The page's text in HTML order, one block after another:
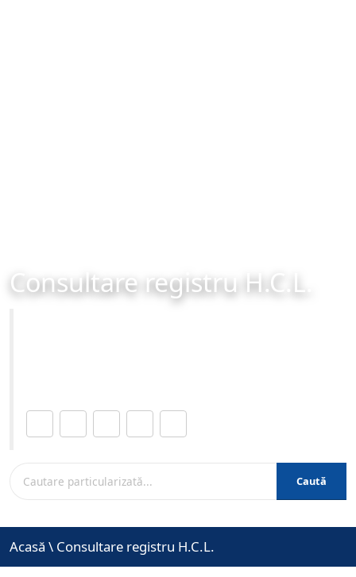
Consultare registru H.C.L.
Caută
Acasă \ Consultare registru H.C.L.